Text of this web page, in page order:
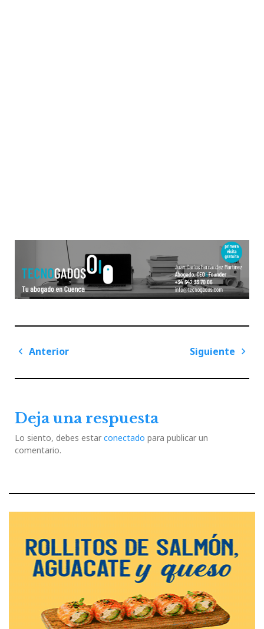
Navegación
entradas
Anterior
Siguiente
Deja una respuesta
Lo siento, debes estar conectado para publicar un
comentario.